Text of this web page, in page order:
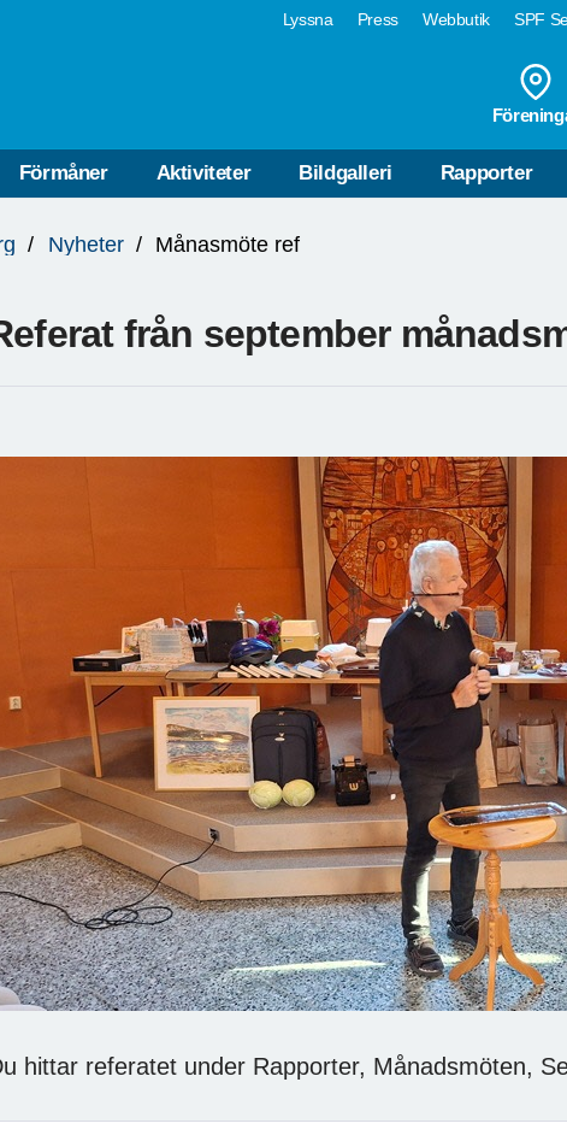
Lyssna Press Webbutik SPF
Förmåner Aktiviteter Bildgalleri Rapporter
Nyheter Månasmöte ref
från september
hittar referatet under Rapporter, Månadsmöten,